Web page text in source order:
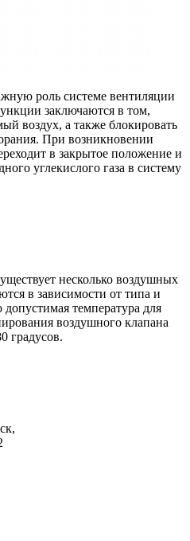
роль системе вентиляции
заключаются в том,
воздух, а также блокировать
При возникновении
в закрытое положение и
углекислого газа в систему
несколько воздушных
в зависимости от типа и
температура для
воздушного клапана
градусов.